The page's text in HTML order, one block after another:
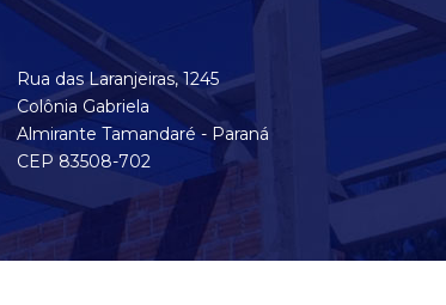
Rua das Laranjeiras, 1245
Colônia Gabriela
Almirante Tamandaré - Paraná
CEP 83508-702